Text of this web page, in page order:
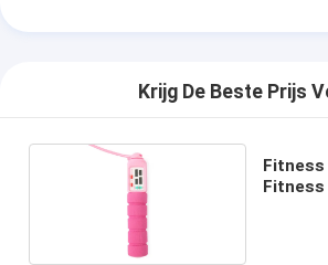
Krijg De Beste Prijs
Fitness